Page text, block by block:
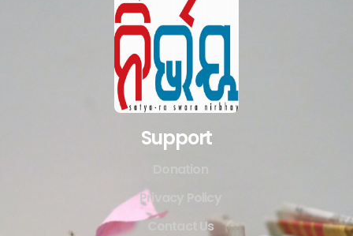
Support
Privacy Policy
Contact Us